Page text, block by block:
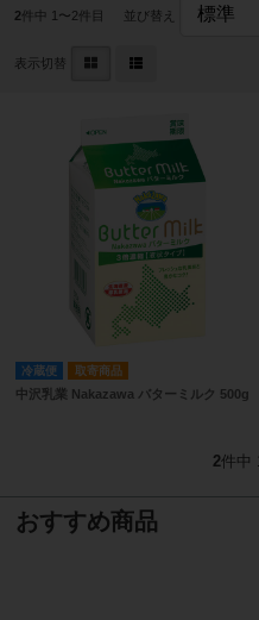
2件中 1〜2件目 並び替え
表示切替
冷蔵便 取寄商品
中沢乳業 Nakazawa バターミルク 500g
2件中
おすすめ商品